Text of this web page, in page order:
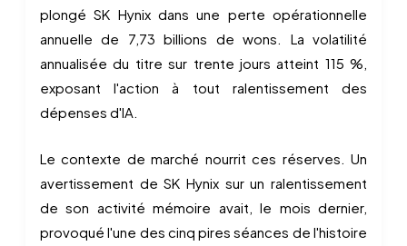
plongé SK Hynix dans une perte opérationnelle
annuelle de 7,73 billions de wons. La volatilité
annualisée du titre sur trente jours atteint 115 %,
exposant l'action à tout ralentissement des
dépenses d'IA.
Le contexte de marché nourrit ces réserves. Un
avertissement de SK Hynix sur un ralentissement
de son activité mémoire avait, le mois dernier,
provoqué l'une des cinq pires séances de l'histoire